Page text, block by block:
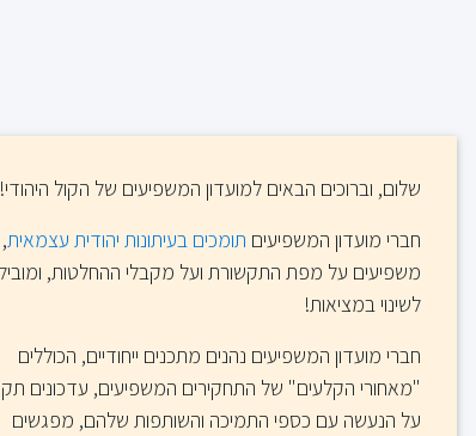
שלום, וברוכים הבאים למועדון המשפיעים של הקול היהודי!
חברי מועדון המשפיעים תומכים בעיתונות יהודית עצמאית
משפיעים על מפת התקשורת ועל מקבלי ההחלטות,
לשינוי במציאות!
חברי מועדון המשפיעים נהנים מתכנים ייחודיים, הכוללים
"מאחורי הקלעים" של התחקירים המשפיעים, עדכונים
על הנעשה עם כספי התמיכה והשותפות שלהם, מפגשים